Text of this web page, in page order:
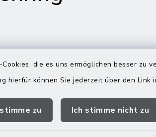
die es uns ermöglichen besser zu
hierfür können Sie jederzeit über den Link
zu Ich stimme nicht zu
Rathäuser
08:00-12:00 Uhr